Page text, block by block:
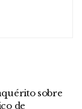
sobre
de